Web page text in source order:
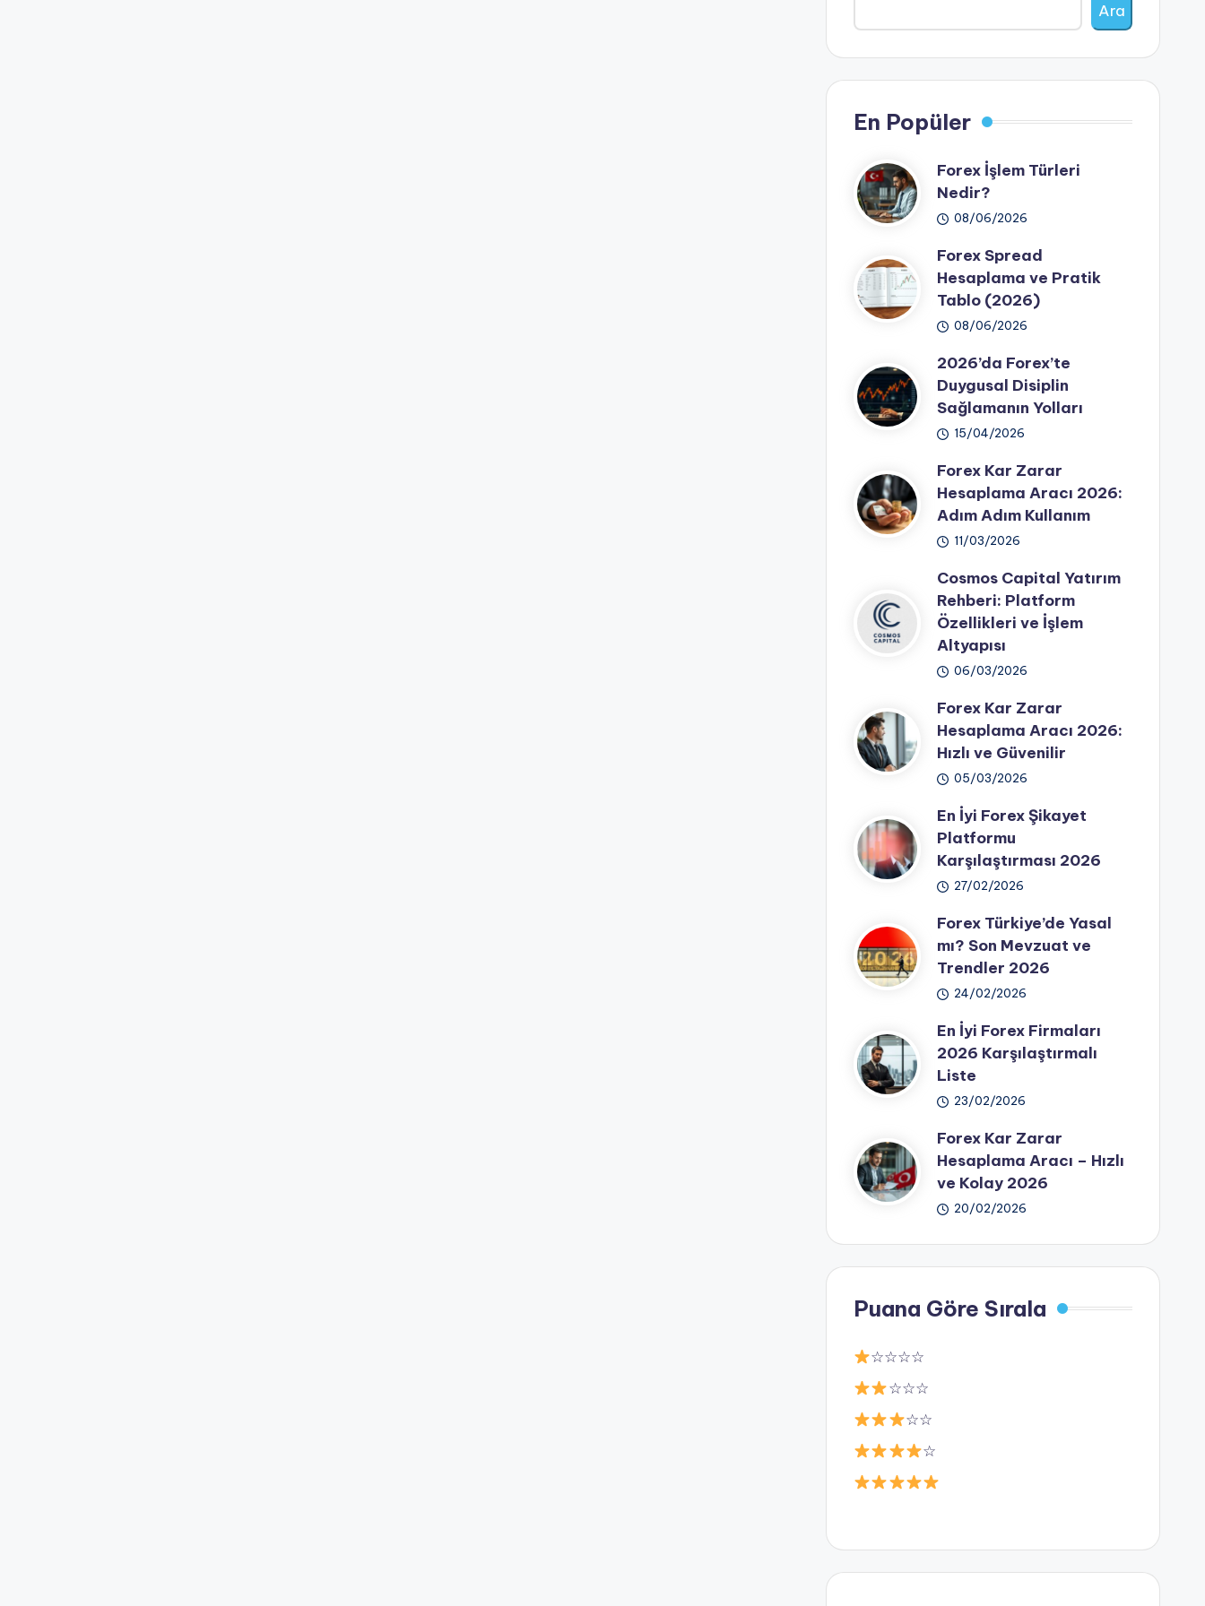
Ara
En Popüler
Forex İşlem Türleri
Nedir?
08/06/2026
Forex Spread
Hesaplama ve Pratik
Tablo (2026)
08/06/2026
2026’da Forex’te
Duygusal Disiplin
Sağlamanın Yolları
15/04/2026
Forex Kar Zarar
Hesaplama Aracı 2026:
Adım Adım Kullanım
11/03/2026
Cosmos Capital Yatırım
Rehberi: Platform
Özellikleri ve İşlem
Altyapısı
06/03/2026
Forex Kar Zarar
Hesaplama Aracı 2026:
Hızlı ve Güvenilir
05/03/2026
En İyi Forex Şikayet
Platformu
Karşılaştırması 2026
27/02/2026
Forex Türkiye’de Yasal
mı? Son Mevzuat ve
Trendler 2026
24/02/2026
En İyi Forex Firmaları
2026 Karşılaştırmalı
Liste
23/02/2026
Forex Kar Zarar
Hesaplama Aracı – Hızlı
ve Kolay 2026
20/02/2026
Puana Göre Sırala
☆☆☆☆
☆☆☆
☆☆
☆